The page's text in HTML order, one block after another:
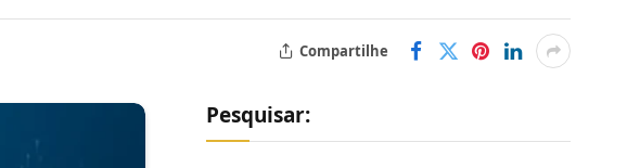
Compartilhe
Pesquisar: